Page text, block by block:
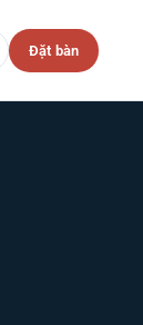
Đặt bàn